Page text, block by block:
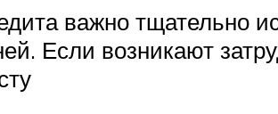
важно тщательно
Если возникают